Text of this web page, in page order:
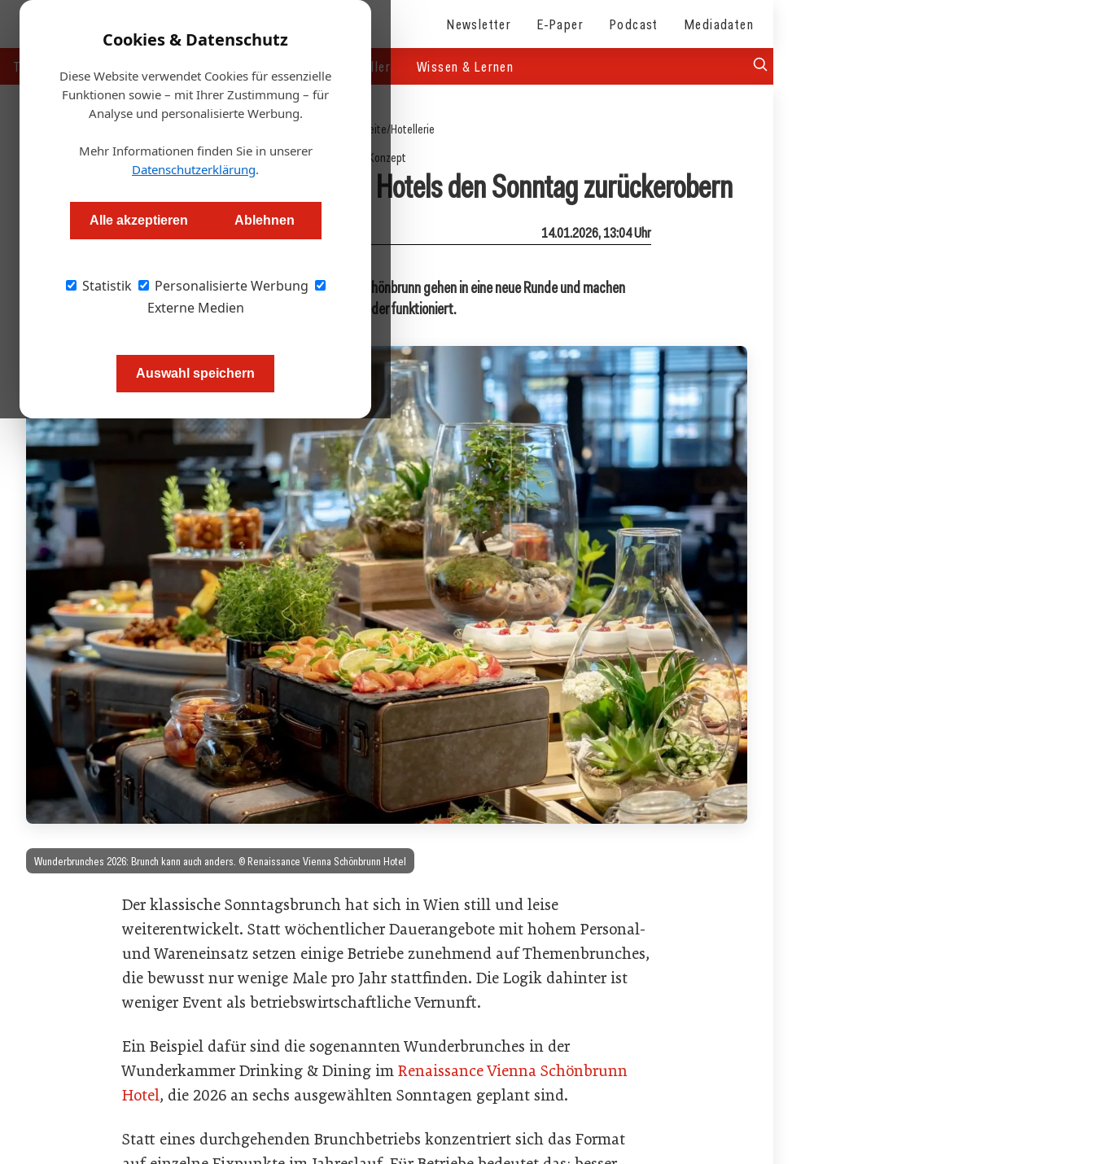
Cookies & Datenschutz
Diese Website verwendet Cookies für essenzielle
Funktionen sowie – mit Ihrer Zustimmung – für
Analyse und personalisierte Werbung.
Mehr Informationen finden Sie in unserer
Datenschutzerklärung.
Alle akzeptieren Ablehnen
Statistik
Personalisierte Werbung
Externe Medien
Auswahl speichern
Newsletter E-Paper Podcast Mediadaten
Touristik Handel & Hersteller Wissen & Lernen
Startseite/Hotellerie
Konzept
Wunderbrunches 2026: Warum Hotels den Sonntag zurückerobern
Redaktion.OEGZ 14.01.2026, 13:04 Uhr
Die Wunderbrunches im Renaissance Vienna Schönbrunn gehen in eine neue Runde und machen
sichtbar, warum Sonntagsbrunch für Hotels wieder funktioniert.
Wunderbrunches 2026: Brunch kann auch anders. © Renaissance Vienna Schönbrunn Hotel
Der klassische Sonntagsbrunch hat sich in Wien still und leise
weiterentwickelt. Statt wöchentlicher Dauerangebote mit hohem Personal-
und Wareneinsatz setzen einige Betriebe zunehmend auf Themenbrunches,
die bewusst nur wenige Male pro Jahr stattfinden. Die Logik dahinter ist
weniger Event als betriebswirtschaftliche Vernunft.
Ein Beispiel dafür sind die sogenannten Wunderbrunches in der
Wunderkammer Drinking & Dining im Renaissance Vienna Schönbrunn
Hotel, die 2026 an sechs ausgewählten Sonntagen geplant sind.
Statt eines durchgehenden Brunchbetriebs konzentriert sich das Format